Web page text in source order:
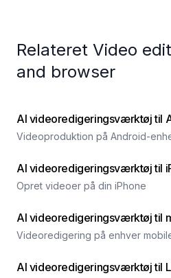
Relateret Video
and browser
AI videoredigeringsværktøj til
Videoproduktion på Android-
AI videoredigeringsværktøj til
Opret videoer på din iPhone
AI videoredigeringsværktøj til
Videoredigering på enhver
AI videoredigeringsværktøj til